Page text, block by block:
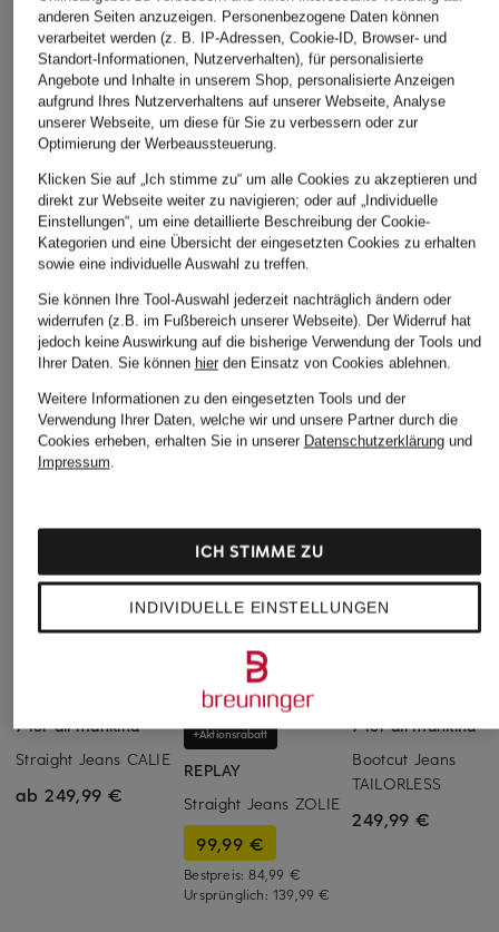
ÄHNLICHE ARTIKEL ENTDECKEN
7 for all mankind
Straight Jeans CALIE
ab 249,99 €
+Aktionsrabatt
REPLAY
Straight Jeans ZOLIE
99,99 €
Bestpreis:84,99 €
Ursprünglich: 139,99 €
7 for all mankind
Bootcut Jeans
TAILORLESS
249,99 €
anderen Seiten anzuzeigen. Personenbezogene Daten können
verarbeitet werden (z. B. IP-Adressen, Cookie-ID, Browser- und
Standort-Informationen, Nutzerverhalten), für personalisierte
Angebote und Inhalte in unserem Shop, personalisierte Anzeigen
aufgrund Ihres Nutzerverhaltens auf unserer Webseite, Analyse
unserer Webseite, um diese für Sie zu verbessern oder zur
Optimierung der Werbeaussteuerung.
Klicken Sie auf „Ich stimme zu“ um alle Cookies zu akzeptieren und
direkt zur Webseite weiter zu navigieren; oder auf „Individuelle
Einstellungen“, um eine detaillierte Beschreibung der Cookie-
Kategorien und eine Übersicht der eingesetzten Cookies zu erhalten
sowie eine individuelle Auswahl zu treffen.
Sie können Ihre Tool-Auswahl jederzeit nachträglich ändern oder
widerrufen (z.B. im Fußbereich unserer Webseite). Der Widerruf hat
jedoch keine Auswirkung auf die bisherige Verwendung der Tools und
Ihrer Daten. Sie können hierden Einsatz von Cookies ablehnen.
Weitere Informationen zu den eingesetzten Tools und der
Verwendung Ihrer Daten, welche wir und unsere Partner durch die
Cookies erheben, erhalten Sie in unserer Datenschutzerklärungund
Impressum.
INDIVIDUELLE EINSTELLUNGEN
ICH STIMME ZU